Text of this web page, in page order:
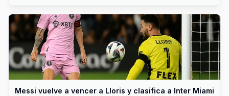
Messi vuelve a vencer a Lloris y clasifica a Inter Miami